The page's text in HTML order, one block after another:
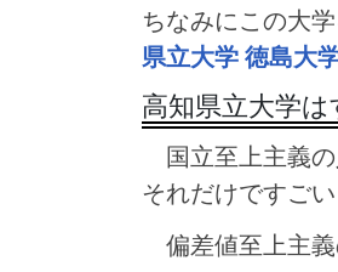
ちなみにこの大
県立大学徳島大
高知県立大学
国立至上主義の
それだけですご
偏差値至上主義